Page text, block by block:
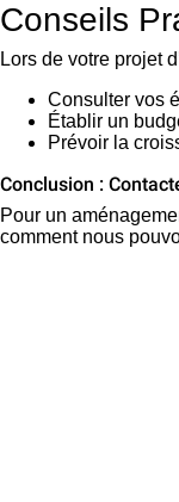
Conseils
Lors de votre projet
Consulter vos
Établir un
Prévoir la
Conclusion :
Pour un
comment nous